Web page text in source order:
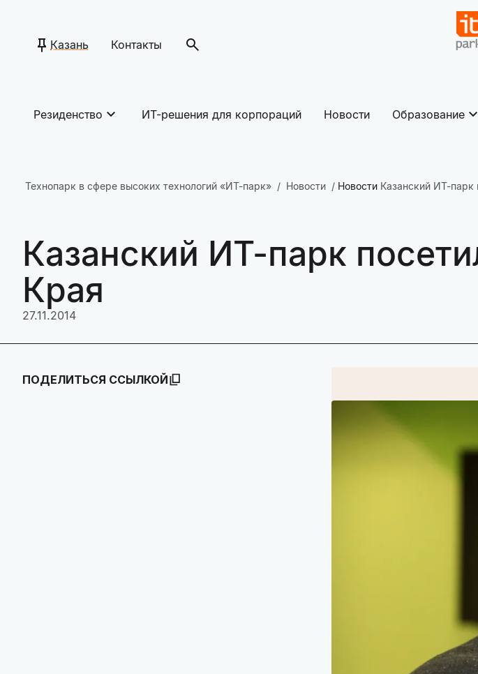
Казань Контакты
Резиденство ИТ-решения для корпораций Новости Образование
Технопарк в сфере высоких технологий «ИТ-парк» Новости Новости Казанский ИТ-парк
Казанский ИТ-парк
Края
27.11.2014
ПОДЕЛИТЬСЯ ССЫЛКОЙ